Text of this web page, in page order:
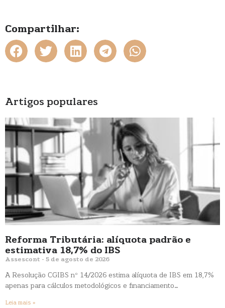
Compartilhar:
Artigos populares
Reforma Tributária: alíquota padrão e
estimativa 18,7% do IBS
Assescont 5 de agosto de 2026
A Resolução CGIBS nº 14/2026 estima alíquota de IBS em 18,7%
apenas para cálculos metodológicos e financiamento…
Leia mais »